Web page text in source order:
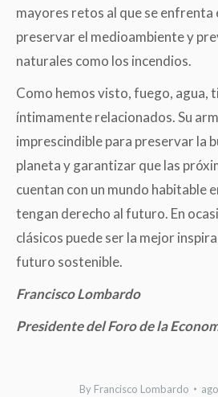
mayores retos al que se enfrenta
preservar el medioambiente y
naturales como los incendios.
Como hemos visto, fuego, agua,
íntimamente relacionados. Su
imprescindible para preservar la
planeta y garantizar que las
cuentan con un mundo habitable
tengan derecho al futuro. En
clásicos puede ser la mejor
futuro sostenible.
Francisco Lombardo
Presidente del Foro de la
By Francisco Lombardo